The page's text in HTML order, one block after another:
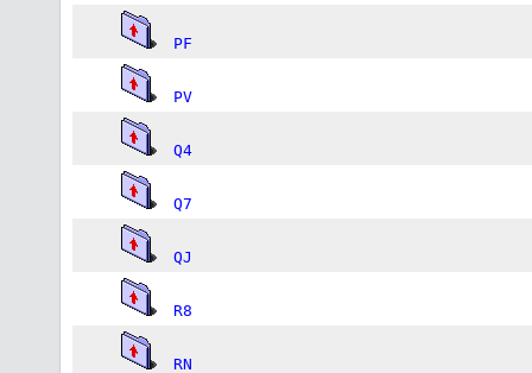
PF
PV
Q4
Q7
QJ
R8
RN